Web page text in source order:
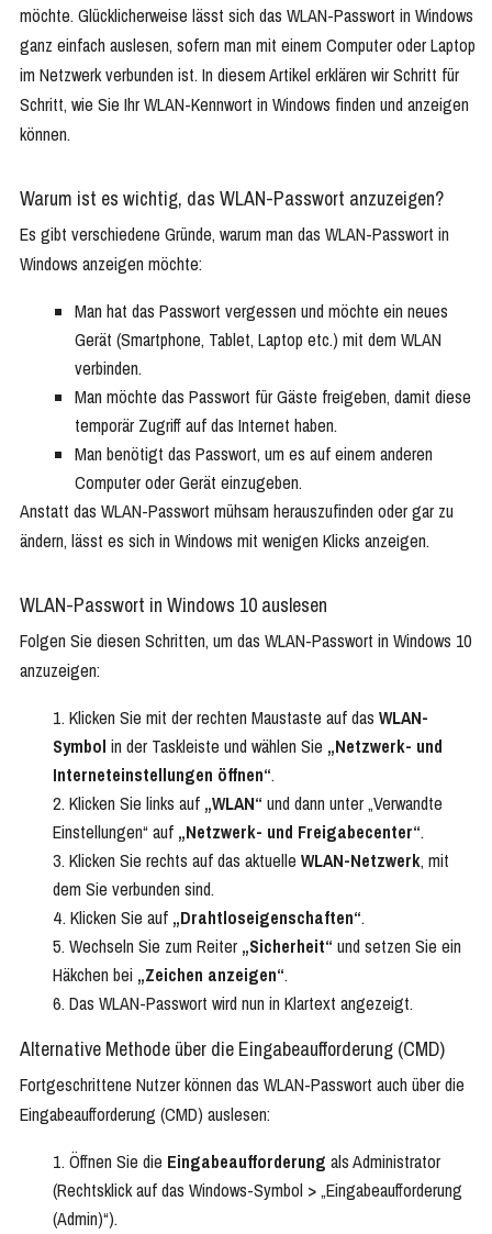
möchte. Glücklicherweise lässt sich das WLAN-Passwort in Windows
ganz einfach auslesen, sofern man mit einem Computer oder Laptop
im Netzwerk verbunden ist. In diesem Artikel erklären wir Schritt für
Schritt, wie Sie Ihr WLAN-Kennwort in Windows finden und anzeigen
können.
Warum ist es wichtig, das WLAN-Passwort anzuzeigen?
Es gibt verschiedene Gründe, warum man das WLAN-Passwort in
Windows anzeigen möchte:
Man hat das Passwort vergessen und möchte ein neues
Gerät (Smartphone, Tablet, Laptop etc.) mit dem WLAN
verbinden.
Man möchte das Passwort für Gäste freigeben, damit diese
temporär Zugriff auf das Internet haben.
Man benötigt das Passwort, um es auf einem anderen
Computer oder Gerät einzugeben.
Anstatt das WLAN-Passwort mühsam herauszufinden oder gar zu
ändern, lässt es sich in Windows mit wenigen Klicks anzeigen.
WLAN-Passwort in Windows 10 auslesen
Folgen Sie diesen Schritten, um das WLAN-Passwort in Windows 10
anzuzeigen:
Klicken Sie mit der rechten Maustaste auf das WLAN-
Symbol in der Taskleiste und wählen Sie „Netzwerk- und
Interneteinstellungen öffnen“.
Klicken Sie links auf „WLAN“ und dann unter „Verwandte
Einstellungen“ auf „Netzwerk- und Freigabecenter“.
Klicken Sie rechts auf das aktuelle WLAN-Netzwerk, mit
dem Sie verbunden sind.
Klicken Sie auf „Drahtloseigenschaften“.
Wechseln Sie zum Reiter „Sicherheit“ und setzen Sie ein
Häkchen bei „Zeichen anzeigen“.
Das WLAN-Passwort wird nun in Klartext angezeigt.
Alternative Methode über die Eingabeaufforderung (CMD)
Fortgeschrittene Nutzer können das WLAN-Passwort auch über die
Eingabeaufforderung (CMD) auslesen:
Öffnen Sie die Eingabeaufforderung als Administrator
(Rechtsklick auf das Windows-Symbol > „Eingabeaufforderung
(Admin)“).